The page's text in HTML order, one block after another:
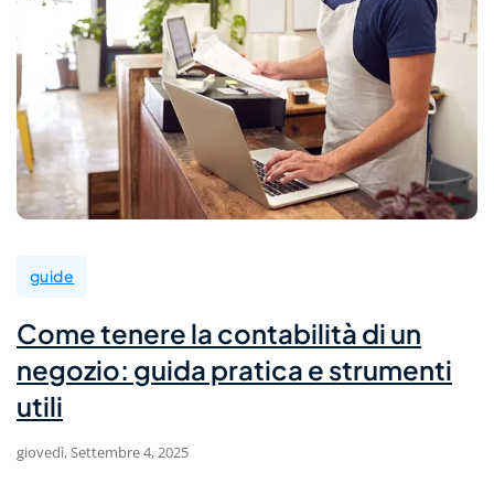
guide
Come tenere la contabilità di un
negozio: guida pratica e strumenti
utili
giovedì, Settembre 4, 2025